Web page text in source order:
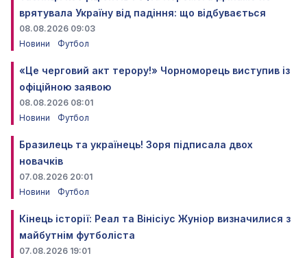
врятувала Україну від падіння: що відбувається
08.08.2026 09:03
Новини
Футбол
«Це черговий акт терору!» Чорноморець виступив із
офіційною заявою
08.08.2026 08:01
Новини
Футбол
Бразилець та українець! Зоря підписала двох
новачків
07.08.2026 20:01
Новини
Футбол
Кінець історії: Реал та Вінісіус Жуніор визначилися з
майбутнім футболіста
07.08.2026 19:01